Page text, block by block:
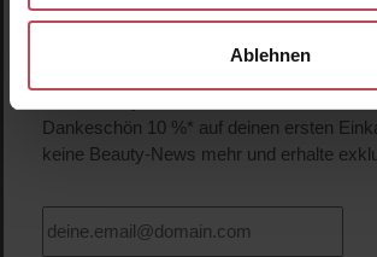
Ablehnen
Anmelden & exklusive
Dankeschön 10 %* auf deinen ersten
keine Beauty-News mehr und erhalte